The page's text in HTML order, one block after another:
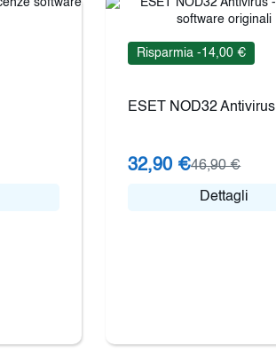
Risparmia -14,00 €
ESET NOD32 Antivirus
32,90 €46,90 €
Dettagli